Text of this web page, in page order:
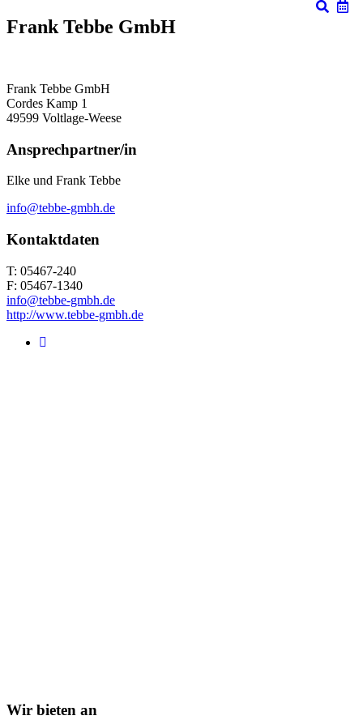
Frank Tebbe GmbH
Frank Tebbe GmbH
Cordes Kamp 1
49599 Voltlage-Weese
Ansprechpartner/in
Elke und Frank Tebbe
info@tebbe-gmbh.de
Kontaktdaten
T: 05467-240
F: 05467-1340
info@tebbe-gmbh.de
http://www.tebbe-gmbh.de
Wir bieten an